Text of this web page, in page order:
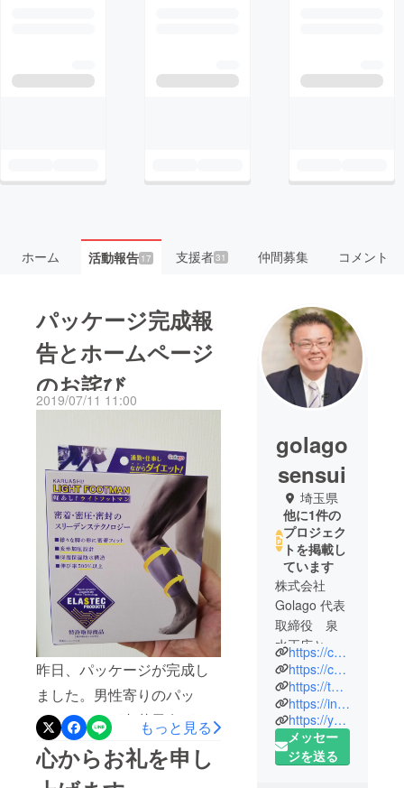
ホーム 活動報告17 支援者31 仲間募集 コメント
パッケージ完成報
告とホームページ
のお詫び
2019/07/11 11:00
昨日、パッケージが完成し
ました。男性寄りのパッ
ケージですが老若男女が使
用できる男女兼用になりま
す。キャンプファイアに投
もっと見る
心からお礼を申し
golago
sensui
埼玉県
他に1件の
プロジェク
トを掲載し
ています
株式会社
Golago 代表
取締役 泉
水正広と申
します。毎
日通勤、外
回りで頑
張っている
のに、仕事
が忙しくて
https://cecia-golago.com/
https://cecia-diet-golago.com/
https://twitter.com/CECIA_Golago/
https://instagram.com/CECIA_2021/
https://youtube.com/watch?v=p60VzMcMLas&feature=share
メッセー
ジを送る